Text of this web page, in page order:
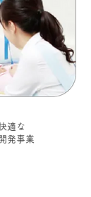
適な
発事業